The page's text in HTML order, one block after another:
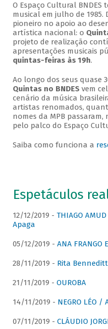
O Espaço Cultural
musical em julho de 1985.
pioneiro no apoio ao
artística nacional: o
projeto de realização
apresentações musicais
quintas-feiras às 19h.
Ao longo dos seus quase
Quintas no BNDESvem
cenário da música
artistas renomados,
nomes da MPB
pelo palco do Espaço
Saiba como funciona a
Espetáculos
12/12/2019 - THIAGO
Apaga
05/12/2019 - ANA FRANGO
28/11/2019 - Rita
21/11/2019 - OUROBA
14/11/2019 - NEGRO LÉO
07/11/2019 - CLÁUDIO